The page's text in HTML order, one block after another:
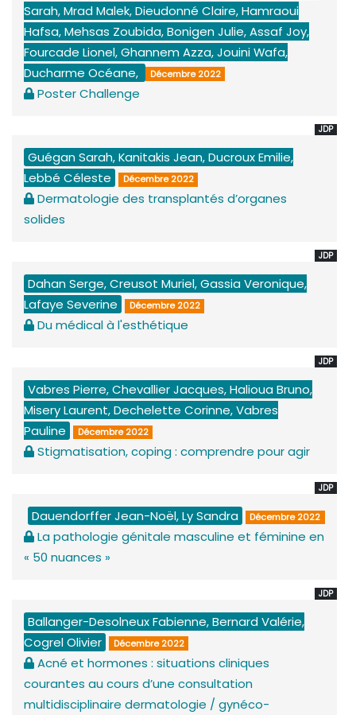
Sarah, Mrad Malek, Dieudonné Claire, Hamraoui
Hafsa, Mehsas Zoubida, Bonigen Julie, Assaf Joy,
Fourcade Lionel, Ghannem Azza, Jouini Wafa,
Ducharme Océane,
Décembre 2022
Poster Challenge
JDP
Guégan Sarah, Kanitakis Jean, Ducroux Emilie,
Lebbé Céleste
Décembre 2022
Dermatologie des transplantés d’organes
solides
JDP
Dahan Serge, Creusot Muriel, Gassia Veronique,
Lafaye Severine
Décembre 2022
Du médical à l'esthétique
JDP
Vabres Pierre, Chevallier Jacques, Halioua Bruno,
Misery Laurent, Dechelette Corinne, Vabres
Pauline
Décembre 2022
Stigmatisation, coping : comprendre pour agir
JDP
Dauendorffer Jean-Noël, Ly Sandra Décembre 2022
La pathologie génitale masculine et féminine en
« 50 nuances »
JDP
Ballanger-Desolneux Fabienne, Bernard Valérie,
Cogrel Olivier
Décembre 2022
Acné et hormones : situations cliniques
courantes au cours d’une consultation
multidisciplinaire dermatologie / gynéco-